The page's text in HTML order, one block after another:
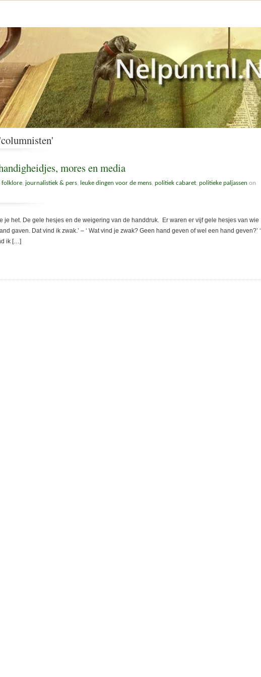
mores en media
folklore journalistiek & pers leuke dingen voor de mens politiek cabaret politieke paljassen on
je het. De gele hesjes en de weigering van de handdruk. Er waren er vijf gele hesjes van wie
gaven. Dat vind ik zwak.’ – ‘ Wat vind je zwak? Geen hand geven of wel een hand geven?’ ‘
ik […]